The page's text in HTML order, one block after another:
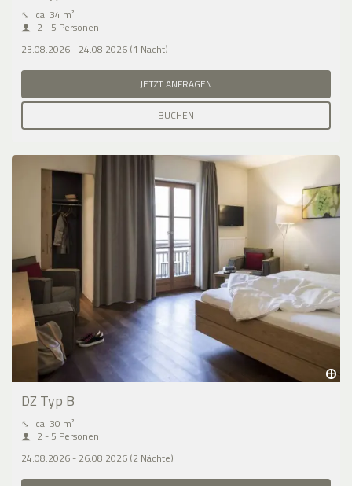
⤡ ca. 34 m²
2 - 5 Personen
23.08.2026 - 24.08.2026 (1 Nacht)
JETZT ANFRAGEN
BUCHEN
DZ Typ B
⤡ ca. 30 m²
2 - 5 Personen
24.08.2026 - 26.08.2026 (2 Nächte)